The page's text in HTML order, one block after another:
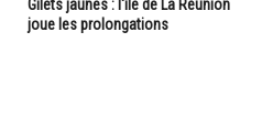
Gilets jaunes : l'île de La Réunion
joue les prolongations